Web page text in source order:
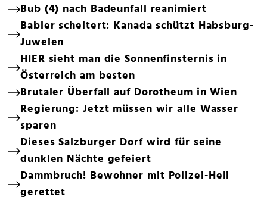
Bub (4) nach Badeunfall reanimiert
Babler scheitert: Kanada schützt Habsburg-
Juwelen
HIER sieht man die Sonnenfinsternis in
Österreich am besten
Brutaler Überfall auf Dorotheum in Wien
Regierung: Jetzt müssen wir alle Wasser
sparen
Dieses Salzburger Dorf wird für seine
dunklen Nächte gefeiert
Dammbruch! Bewohner mit Polizei-Heli
gerettet